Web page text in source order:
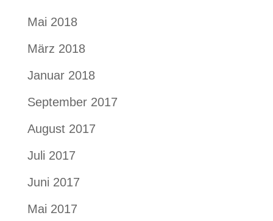
Mai 2018
März 2018
Januar 2018
September 2017
August 2017
Juli 2017
Juni 2017
Mai 2017